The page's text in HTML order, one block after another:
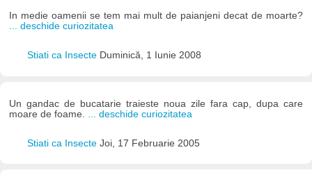
In medie oamenii se tem mai mult de paianjeni decat de moarte?
... deschide curiozitatea
Stiati ca Insecte Duminică, 1 Iunie 2008
Un gandac de bucatarie traieste noua zile fara cap, dupa care
moare de foame.
... deschide curiozitatea
Stiati ca Insecte Joi, 17 Februarie 2005